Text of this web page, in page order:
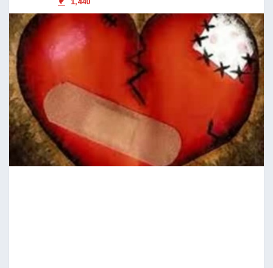
1,440